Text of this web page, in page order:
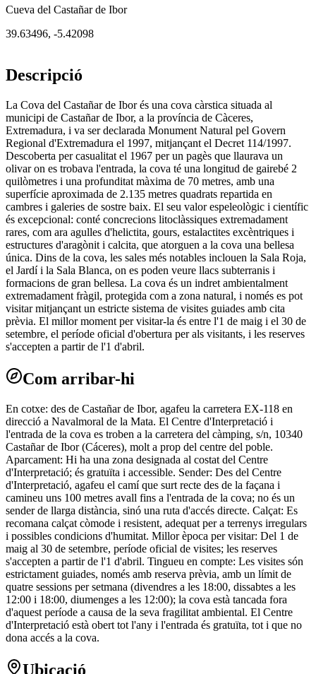
Cueva del Castañar de Ibor
39.63496, -5.42098
Descripció
La Cova del Castañar de Ibor és una cova càrstica situada al
municipi de Castañar de Ibor, a la província de Càceres,
Extremadura, i va ser declarada Monument Natural pel Govern
Regional d'Extremadura el 1997, mitjançant el Decret 114/1997.
Descoberta per casualitat el 1967 per un pagès que llaurava un
olivar on es trobava l'entrada, la cova té una longitud de gairebé 2
quilòmetres i una profunditat màxima de 70 metres, amb una
superfície aproximada de 2.135 metres quadrats repartida en
cambres i galeries de sostre baix. El seu valor espeleològic i científic
és excepcional: conté concrecions litoclàssiques extremadament
rares, com ara agulles d'helictita, gours, estalactites excèntriques i
estructures d'aragònit i calcita, que atorguen a la cova una bellesa
única. Dins de la cova, les sales més notables inclouen la Sala Roja,
el Jardí i la Sala Blanca, on es poden veure llacs subterranis i
formacions de gran bellesa. La cova és un indret ambientalment
extremadament fràgil, protegida com a zona natural, i només es pot
visitar mitjançant un estricte sistema de visites guiades amb cita
prèvia. El millor moment per visitar-la és entre l'1 de maig i el 30 de
setembre, el període oficial d'obertura per als visitants, i les reserves
s'accepten a partir de l'1 d'abril.
Com arribar-hi
En cotxe: des de Castañar de Ibor, agafeu la carretera EX-118 en
direcció a Navalmoral de la Mata. El Centre d'Interpretació i
l'entrada de la cova es troben a la carretera del càmping, s/n, 10340
Castañar de Ibor (Cáceres), molt a prop del centre del poble.
Aparcament: Hi ha una zona designada al costat del Centre
d'Interpretació; és gratuïta i accessible. Sender: Des del Centre
d'Interpretació, agafeu el camí que surt recte des de la façana i
camineu uns 100 metres avall fins a l'entrada de la cova; no és un
sender de llarga distància, sinó una ruta d'accés directe. Calçat: Es
recomana calçat còmode i resistent, adequat per a terrenys irregulars
i possibles condicions d'humitat. Millor època per visitar: Del 1 de
maig al 30 de setembre, període oficial de visites; les reserves
s'accepten a partir de l'1 d'abril. Tingueu en compte: Les visites són
estrictament guiades, només amb reserva prèvia, amb un límit de
quatre sessions per setmana (divendres a les 18:00, dissabtes a les
12:00 i 18:00, diumenges a les 12:00); la cova està tancada fora
d'aquest període a causa de la seva fragilitat ambiental. El Centre
d'Interpretació està obert tot l'any i l'entrada és gratuïta, tot i que no
dona accés a la cova.
Ubicació